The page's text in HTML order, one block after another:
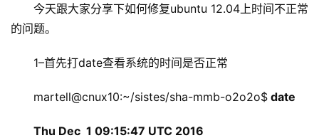
今天跟大家分享下如何修复ubuntu 12.04上时间不正常
的问题。
1–首先打date查看系统的时间是否正常
martell@cnux10:~/sistes/sha-mmb-o2o2o$ date
Thu Dec  1 09:15:47 UTC 2016